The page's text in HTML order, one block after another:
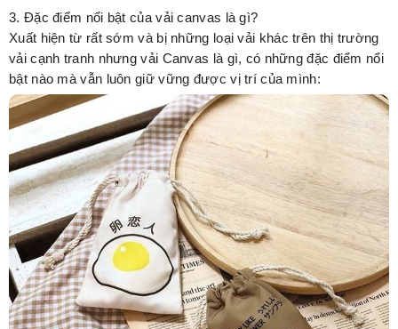
3. Đặc điểm nổi bật của vải canvas là gì?
Xuất hiện từ rất sớm và bị những loại vải khác trên thị trường
vải cạnh tranh nhưng vải Canvas là gì, có những đặc điểm nổi
bật nào mà vẫn luôn giữ vững được vị trí của mình: